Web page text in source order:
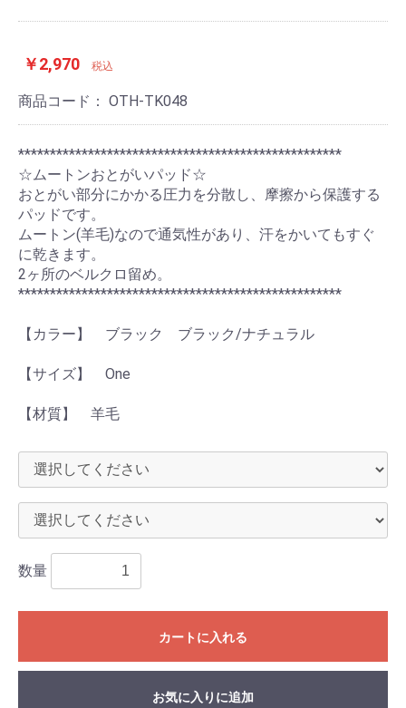
￥2,970 税込
商品コード： OTH-TK048
***************************************************
☆ムートンおとがいパッド☆
おとがい部分にかかる圧力を分散し、摩擦から保護する
パッドです。
ムートン(羊毛)なので通気性があり、汗をかいてもすぐ
に乾きます。
2ヶ所のベルクロ留め。
***************************************************
【カラー】 ブラック ブラック/ナチュラル
【サイズ】 One
【材質】 羊毛
数量
カートに入れる
お気に入りに追加